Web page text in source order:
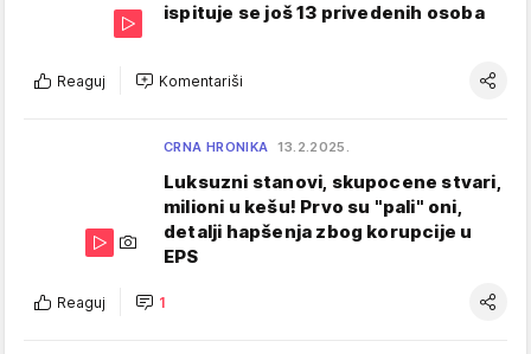
ispituje se još 13 privedenih osoba
Reaguj Komentariši
CRNA HRONIKA 13.2.2025.
Luksuzni stanovi, skupocene stvari,
milioni u kešu! Prvo su "pali" oni,
detalji hapšenja zbog korupcije u
EPS
Reaguj 1